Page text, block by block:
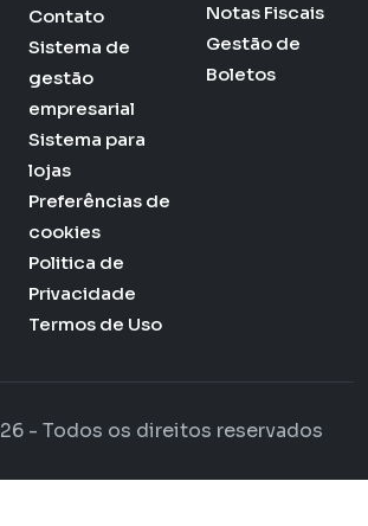
Contato
Sistema de
gestão
empresarial
Sistema para
lojas
Preferências de
cookies
Politica de
Privacidade
Termos de Uso
Notas Fiscais
Gestão de
Boletos
- Todos os direitos reservados